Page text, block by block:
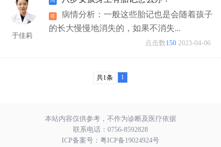
于佳莉
病情分析：一般这些胎记也是会随着孩子
的长大慢慢地消失的，如果不消失...
点击数150 2023-04-06
共1条 1
本站内容仅供参考，不作为诊断及医疗依据
联系电话： 0756-8592828
ICP备案号： 粤ICP备19024924号